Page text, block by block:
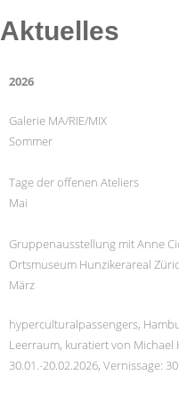
Aktuelles
2026
Galerie MA/RIE/MIX
Sommer
Tage der offenen Ateliers
Mai
Gruppenausstellung mit Anne
Ortsmuseum Hunzikerareal
März
hyperculturalpassengers,
Leerraum, kuratiert von Michael
30.01.-20.02.2026, Vernissage: